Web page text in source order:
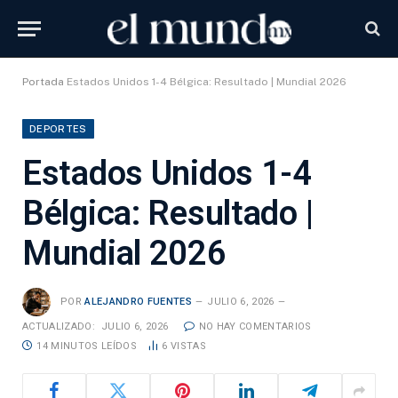
Portada Estados Unidos 1-4 Bélgica: Resultado | Mundial 2026
DEPORTES
Estados Unidos 1-4
Bélgica: Resultado |
Mundial 2026
POR ALEJANDRO FUENTES JULIO 6, 2026
ACTUALIZADO: JULIO 6, 2026
NO HAY COMENTARIOS
14 MINUTOS LEÍDOS
6 VISTAS